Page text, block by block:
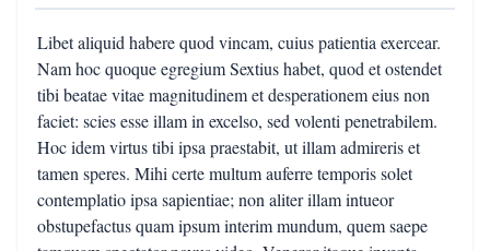
Libet aliquid habere quod vincam, cuius patientia exercear.
Nam hoc quoque egregium Sextius habet, quod et ostendet
tibi beatae vitae magnitudinem et desperationem eius non
faciet: scies esse illam in excelso, sed volenti penetrabilem.
Hoc idem virtus tibi ipsa praestabit, ut illam admireris et
tamen speres. Mihi certe multum auferre temporis solet
contemplatio ipsa sapientiae; non aliter illam intueor
obstupefactus quam ipsum interim mundum, quem saepe